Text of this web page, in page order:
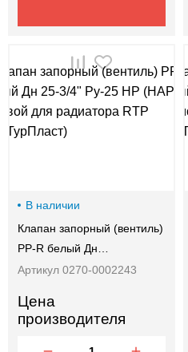
В наличии
Клапан запорный (вентиль)
PP-R белый Дн…
Артикул 0270-0002243
Цена
производителя